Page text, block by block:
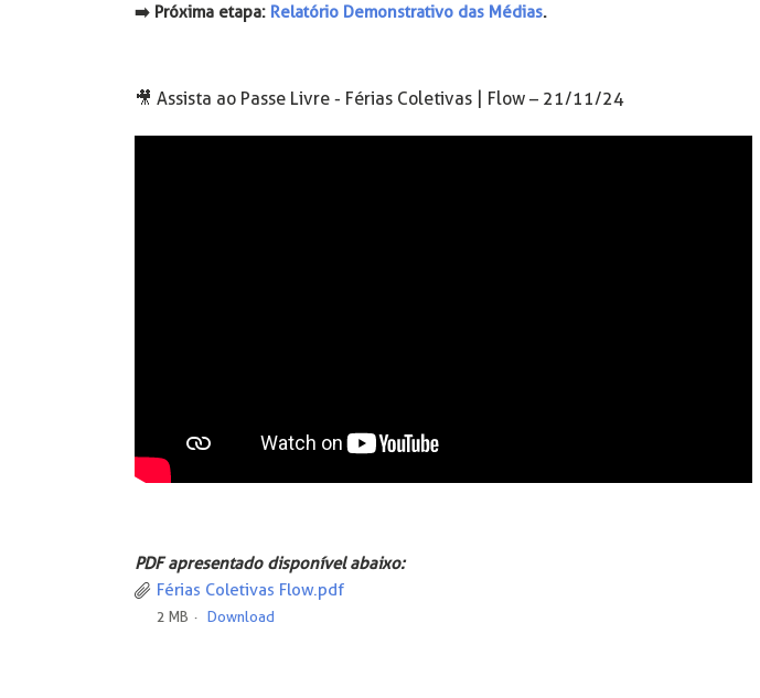
➡️ Próxima etapa: Relatório Demonstrativo das Médias.
🎥 Assista ao Passe Livre - Férias Coletivas | Flow – 21/11/24
PDF apresentado disponível abaixo:
Férias Coletivas Flow.pdf
2 MB Download